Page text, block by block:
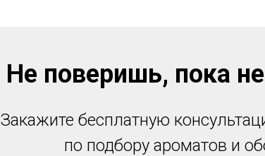
Не поверишь, пока
Закажите бесплатную
по подбору ароматов и